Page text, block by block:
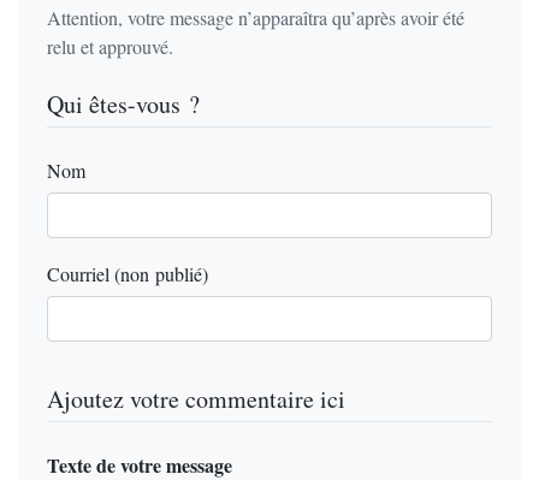
Attention, votre message n’apparaîtra qu’après avoir été
relu et approuvé.
Qui êtes-vous ?
Nom
Courriel (non publié)
Ajoutez votre commentaire ici
Texte de votre message